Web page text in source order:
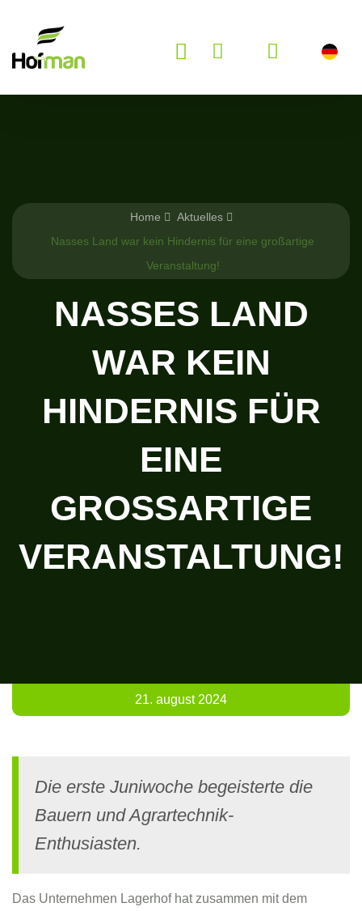
Home
Aktuelles
Nasses Land war kein Hindernis für eine großartige
Veranstaltung!
NASSES LAND
WAR KEIN
HINDERNIS FÜR
EINE
GROSSARTIGE V
ERANSTALTUNG!
21. august 2024
Die erste Juniwoche begeisterte die
Bauern und Agrartechnik-
Enthusiasten.
Das Unternehmen Lagerhof hat zusammen mit dem